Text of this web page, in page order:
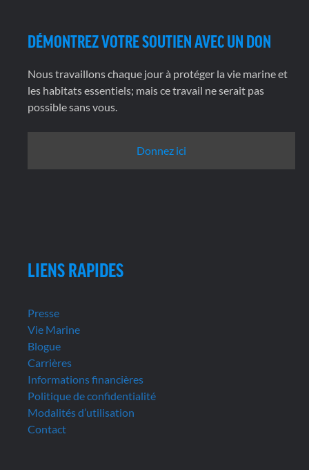
DÉMONTREZ VOTRE SOUTIEN AVEC UN DON
Nous travaillons chaque jour à protéger la vie marine et
les habitats essentiels; mais ce travail ne serait pas
possible sans vous.
Donnez ici
LIENS RAPIDES
Presse
Vie Marine
Blogue
Carrières
Informations financières
Politique de confidentialité
Modalités d’utilisation
Contact